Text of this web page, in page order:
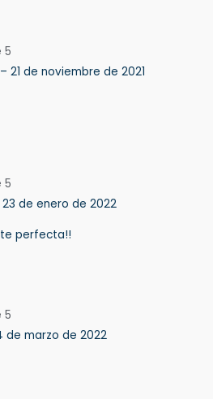
5
– 21 de noviembre de 2021
5
23 de enero de 2022
perfecta!!
5
de marzo de 2022